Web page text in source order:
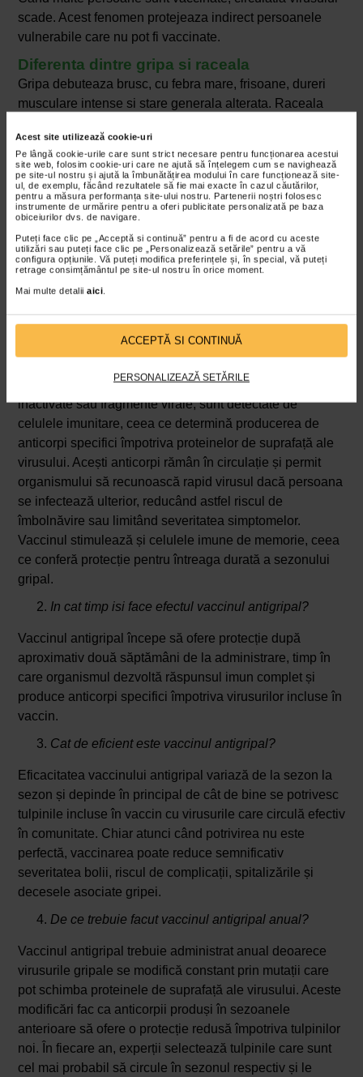
Acest site utilizează cookie-uri
Pe lângă cookie-urile care sunt strict necesare pentru funcționarea acestui
site web, folosim cookie-uri care ne ajută să înțelegem cum se navighează
pe site-ul nostru și ajută la îmbunătățirea modului în care funcționează site-
ul, de exemplu, făcând rezultatele să fie mai exacte în cazul căutărilor,
pentru a măsura performanța site-ului nostru. Partenerii noștri folosesc
instrumente de urmărire pentru a oferi publicitate personalizată pe baza
obiceiurilor dvs. de navigare.
Puteți face clic pe „Acceptă si continuă” pentru a fi de acord cu aceste
utilizări sau puteți face clic pe „Personalizează setările” pentru a vă
configura opțiunile. Vă puteți modifica preferințele și, în special, vă puteți
retrage consimțământul pe site-ul nostru în orice moment.
Mai multe detalii aici
ACCEPTĂ SI CONTINUĂ
PERSONALIZEAZĂ SETĂRILE
scade. Acest fenomen protejeaza indirect persoanele
vulnerabile care nu pot fi vaccinate.
Diferenta dintre gripa si raceala
Gripa debuteaza brusc, cu febra mare, frisoane, dureri
musculare intense si stare generala alterata. Raceala
Vaccinul antigripal protejeaza doar impotriva gripei, nu si
impotriva racelii comune.
Intrebari frecvente despre vaccinul
antigripal
Cosmina Diana Dragan, medic rezident, specializare
ORL si chirurgie cervico-faciala.
Cum functioneaza vaccinul antigripal in organism?
Vaccinul antigripal funcționează prin stimularea
sistemului imunitar să recunoască și să reacționeze
zisă. Componentele vaccinului, care pot fi virusuri
inactivate sau fragmente virale, sunt detectate de
celulele imunitare, ceea ce determină producerea de
anticorpi specifici împotriva proteinelor de suprafață ale
virusului. Acești anticorpi rămân în circulație și permit
organismului să recunoască rapid virusul dacă persoana
se infectează ulterior, reducând astfel riscul de
îmbolnăvire sau limitând severitatea simptomelor.
Vaccinul stimulează și celulele imune de memorie, ceea
ce conferă protecție pentru întreaga durată a sezonului
gripal.
In cat timp isi face efectul vaccinul antigripal?
Vaccinul antigripal începe să ofere protecție după
aproximativ două săptămâni de la administrare, timp în
care organismul dezvoltă răspunsul imun complet și
produce anticorpi specifici împotriva virusurilor incluse în
vaccin.
Cat de eficient este vaccinul antigripal?
Eficacitatea vaccinului antigripal variază de la sezon la
sezon și depinde în principal de cât de bine se potrivesc
tulpinile incluse în vaccin cu virusurile care circulă efectiv
în comunitate. Chiar atunci când potrivirea nu este
perfectă, vaccinarea poate reduce semnificativ
severitatea bolii, riscul de complicații, spitalizările și
decesele asociate gripei.
De ce trebuie facut vaccinul antigripal anual?
Vaccinul antigripal trebuie administrat anual deoarece
virusurile gripale se modifică constant prin mutații care
pot schimba proteinele de suprafață ale virusului. Aceste
modificări fac ca anticorpii produși în sezoanele
anterioare să ofere o protecție redusă împotriva tulpinilor
noi. În fiecare an, experții selectează tulpinile care sunt
cel mai probabil să circule în sezonul respectiv și le